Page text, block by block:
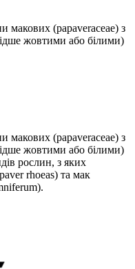
макових (papaveraceae) з
жовтими або білими)
макових (papaveraceae) з
жовтими або білими)
рослин, з яких
rhoeas) та мак